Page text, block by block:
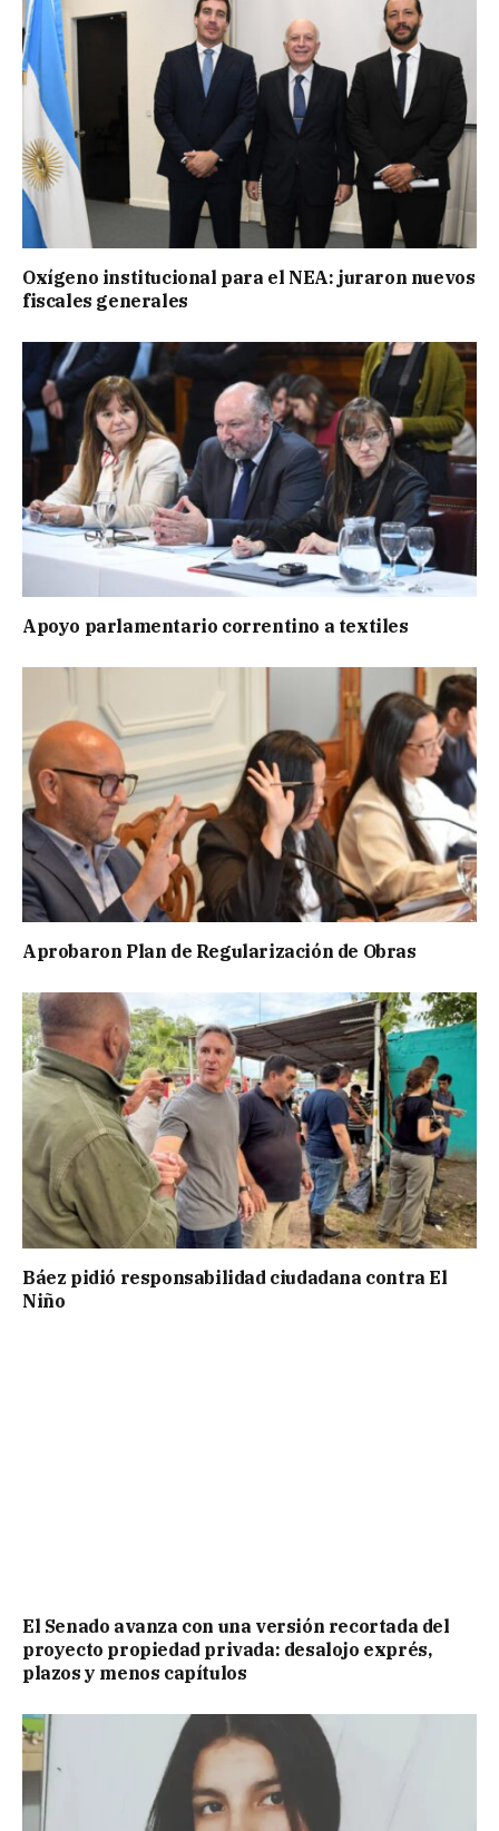
Oxígeno institucional para el NEA: juraron nuevos
fiscales generales
Apoyo parlamentario correntino a textiles
Aprobaron Plan de Regularización de Obras
Báez pidió responsabilidad ciudadana contra El
Niño
El Senado avanza con una versión recortada del
proyecto propiedad privada: desalojo exprés,
plazos y menos capítulos